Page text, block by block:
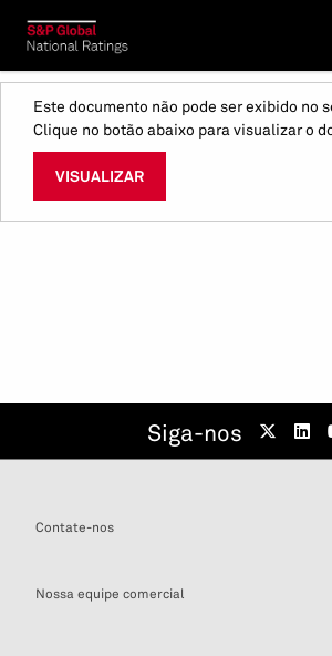
Este documento não pode ser exibido no
Clique no botão abaixo para visualizar o
VISUALIZAR
Siga-nos
Contate-nos
Nossa equipe comercial